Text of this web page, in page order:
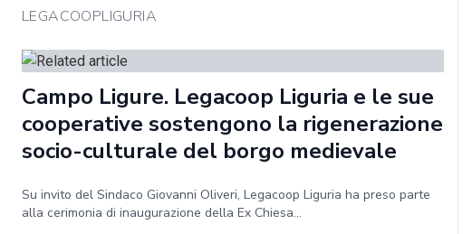
LEGACOOPLIGURIA
Campo Ligure. Legacoop Liguria e le sue
cooperative sostengono la rigenerazione
socio-culturale del borgo medievale
Su invito del Sindaco Giovanni Oliveri, Legacoop Liguria ha preso parte
alla cerimonia di inaugurazione della Ex Chiesa...